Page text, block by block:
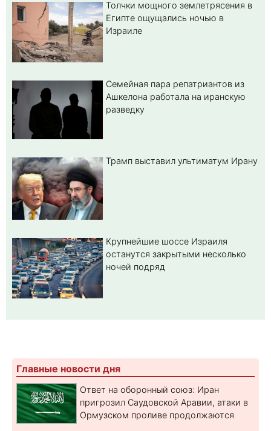
Толчки мощного землетрясения в
Египте ощущались ночью в
Израиле
Семейная пара репатриантов из
Ашкелона работала на иранскую
разведку
Трамп выставил ультиматум Ирану
Крупнейшие шоссе Израиля
останутся закрытыми несколько
ночей подряд
Главные новости дня
Ответ на оборонный союз: Иран
пригрозил Саудовской Аравии, атаки в
Ормузском проливе продолжаются